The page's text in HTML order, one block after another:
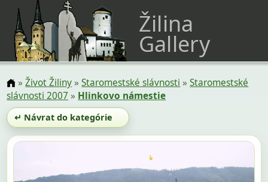
Žilina
Gallery
»Život Žiliny»Staromestské slávnosti »Staromestské
slávnosti 2007 » Hlinkovo námestie
↵ Návrat do kategórie